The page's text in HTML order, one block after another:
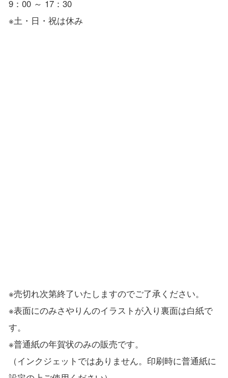
9：00 ～ 17：30
※土・日・祝は休み
※売切れ次第終了いたしますのでご了承ください。
※表面にのみさやりんのイラストが入り裏面は白紙で
す。
※普通紙の年賀状のみの販売です。
（インクジェットではありません。印刷時に普通紙に